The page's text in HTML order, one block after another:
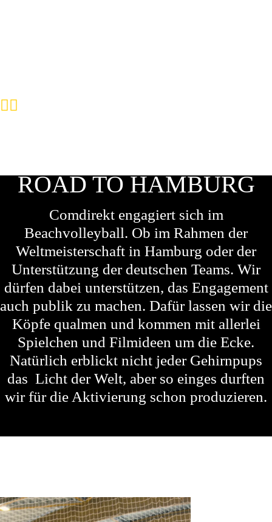
ROAD TO HAMBURG
Comdirekt engagiert sich im
Beachvolleyball. Ob im Rahmen der
Weltmeisterschaft in Hamburg oder der
Unterstützung der deutschen Teams. Wir
dürfen dabei unterstützen, das Engagement
auch publik zu machen. Dafür lassen wir die
Köpfe qualmen und kommen mit allerlei
Spielchen und Filmideen um die Ecke.
Natürlich erblickt nicht jeder Gehirnpups
das Licht der Welt, aber so einges durften
wir für die Aktivierung schon produzieren.